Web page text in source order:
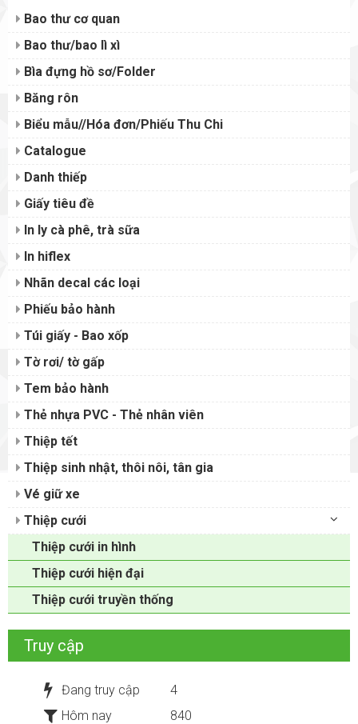
Bao thư cơ quan
Bao thư/bao lì xì
Bìa đựng hồ sơ/Folder
Băng rôn
Biểu mẫu//Hóa đơn/Phiếu Thu Chi
Catalogue
Danh thiếp
Giấy tiêu đề
In ly cà phê, trà sữa
In hiflex
Nhãn decal các loại
Phiếu bảo hành
Túi giấy - Bao xốp
Tờ rơi/ tờ gấp
Tem bảo hành
Thẻ nhựa PVC - Thẻ nhân viên
Thiệp tết
Thiệp sinh nhật, thôi nôi, tân gia
Vé giữ xe
Thiệp cưới
Thiệp cưới in hình
Thiệp cưới hiện đại
Thiệp cưới truyền thống
Truy cập
Đang truy cập
4
Hôm nay
840